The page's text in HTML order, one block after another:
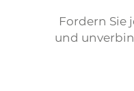
Fordern Sie
und